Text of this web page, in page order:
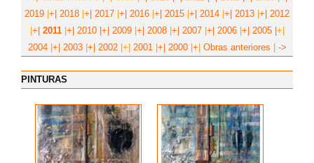
2019 +| 2018 +| 2017 +| 2016 +| 2015 +| 2014 +| 2013 +| 2012
+| 2011| +| 2010|+| 2009| +| 2008| +| 2007 +| 2006| +| 2005| +|
2004| +| 2003| +| 2002|+| 2001| +| 2000 + Obras anteriores ->
PINTURAS